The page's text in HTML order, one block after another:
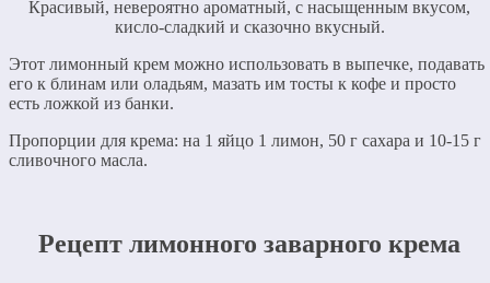
Красивый, невероятно ароматный, с насыщенным вкусом,
кисло-сладкий и сказочно вкусный.
Этот лимонный крем можно использовать в выпечке, подавать
его к блинам или оладьям, мазать им тосты к кофе и просто
есть ложкой из банки.
Пропорции для крема: на 1 яйцо 1 лимон, 50 г сахара и 10-15 г
сливочного масла.
Рецепт лимонного заварного крема